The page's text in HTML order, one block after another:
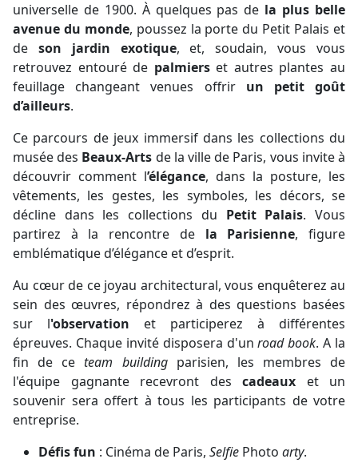
universelle de 1900. À quelques pas de la plus belle
avenue du monde, poussez la porte du Petit Palais et
de son jardin exotique, et, soudain, vous vous
retrouvez entouré de palmierset autres plantes au
feuillage changeant venues offrir un petit goût
d’ailleurs.
Ce parcours de jeux immersif dans les collections du
musée des Beaux-Arts de la ville de Paris, vous invite à
découvrir comment l’élégance, dans la posture, les
vêtements, les gestes, les symboles, les décors, se
décline dans les collections du Petit Palais. Vous
partirez à la rencontre de la Parisienne, figure
emblématique d’élégance et d’esprit.
Au cœur de ce joyau architectural, vous enquêterez au
sein des œuvres, répondrez à des questions basées
sur l'observation et participerez à différentes
épreuves. Chaque invité disposera d'unroad book. A la
fin de ceteam buildingparisien, les membres de
l'équipe gagnante recevront des cadeaux et un
souvenir sera offert à tous les participants de votre
entreprise.
Défis fun : Cinéma de Paris, Selfie Photo arty.